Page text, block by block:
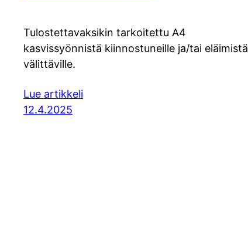
Tulostettavaksikin tarkoitettu A4
kasvissyönnistä kiinnostuneille ja/tai eläimistä
välittäville.
Lue artikkeli
12.4.2025